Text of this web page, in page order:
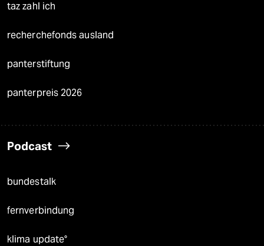
taz zahl ich
recherchefonds ausland
panterstiftung
panterpreis 2026
Podcast
bundestalk
fernverbindung
klima update°